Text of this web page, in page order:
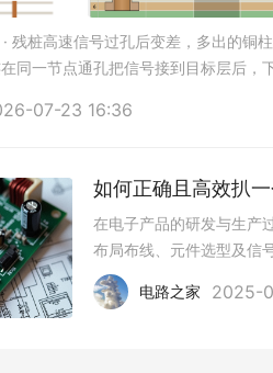
桩高速信号过孔后变差，多出的铜柱在做
同一节点通孔把信号接到目标层后，
07-23 16:36
如何正确且高效扒
在电子产品的研发与生产
布局布线、元件选型及信
助。1、准备阶段记录元
电路之家
2025-